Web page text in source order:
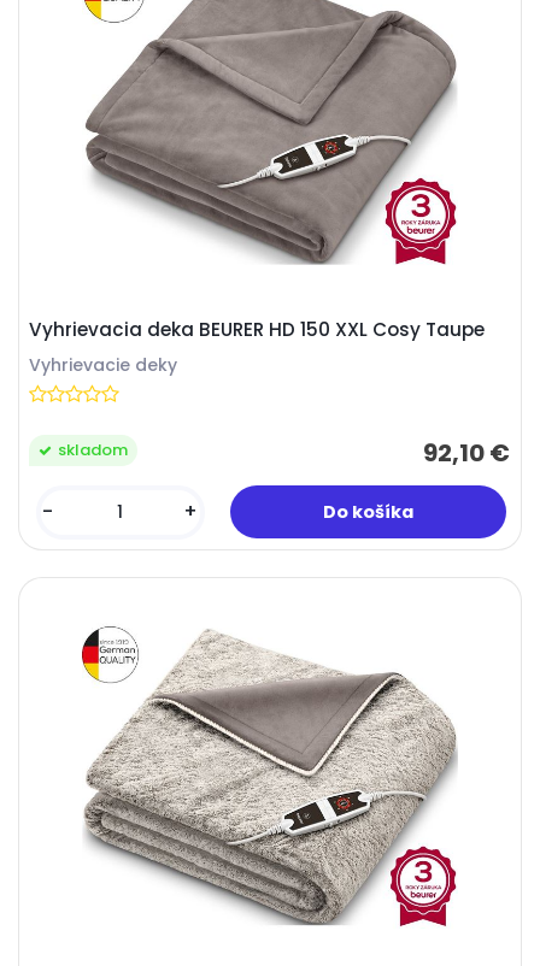
Vyhrievacia deka BEURER HD 150 XXL Cosy Taupe
Vyhrievacie deky
92,10 €
skladom
- +